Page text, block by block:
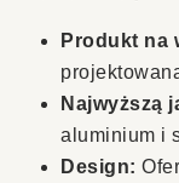
Produkt na
Najwyższą
aluminium i
Design: